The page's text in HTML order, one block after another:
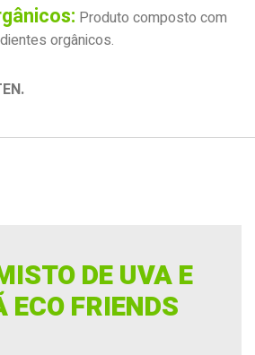
Produto composto com
orgânicos.
DE UVA E
FRIENDS